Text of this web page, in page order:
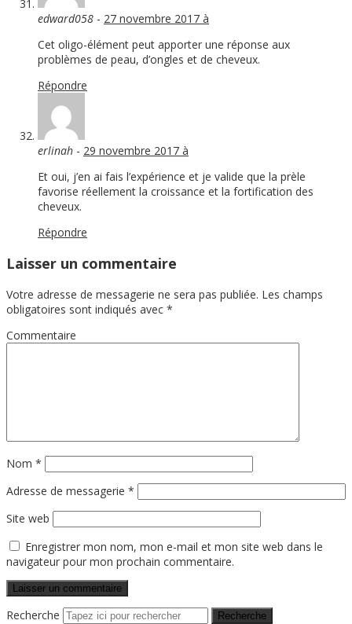
edward058 - 27 novembre 2017 à
Cet oligo-élément peut apporter une réponse aux
problèmes de peau, d’ongles et de cheveux.
Répondre
erlinah - 29 novembre 2017 à
Et oui, j’en ai fais l’expérience et je valide que la prèle
favorise réellement la croissance et la fortification des
cheveux.
Répondre
Laisser un commentaire
Votre adresse de messagerie ne sera pas publiée. Les champs
obligatoires sont indiqués avec *
Commentaire
Nom *
Adresse de messagerie *
Site web
Enregistrer mon nom, mon e-mail et mon site web dans le
navigateur pour mon prochain commentaire.
Recherche